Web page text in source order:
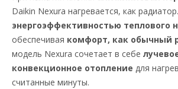
Daikin Nexura нагревается, как
энергоэффективностью теплового
обеспечивая комфорт, как обычный
модель Nexura сочетает в себе
конвекционное отопление для
считанные минуты.